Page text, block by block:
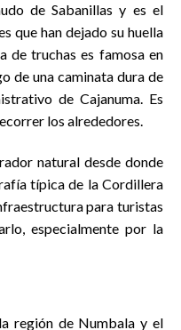
de Sabanillas y es el
que han dejado su huella
de truchas es famosa en
de una caminata dura de
de Cajanuma. Es
los alrededores.
natural desde donde
típica de la Cordillera
para turistas
especialmente por la
región de Numbala y el